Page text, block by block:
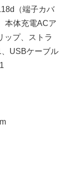
（端子カバ
本体充電ACア
ップ、ストラ
USBケーブル